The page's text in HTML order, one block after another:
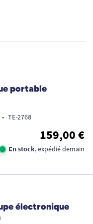
portable
• TE-2768
159,00 €
En stock, expédié demain
électronique